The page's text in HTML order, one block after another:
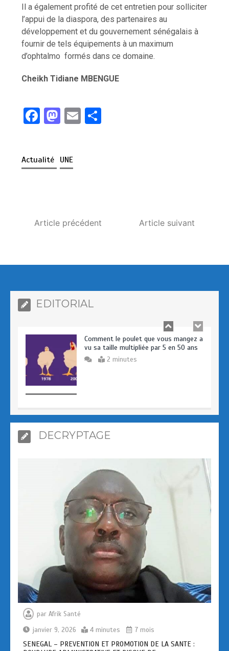
Il a également profité de cet entretien pour solliciter
l’appui de la diaspora, des partenaires au
développement et du gouvernement sénégalais à
fournir de tels équipements à un maximum
d’ophtalmo formés dans ce domaine.
Cheikh Tidiane MBENGUE
F
b
M
o
E
Actualité UNE
Article précédent Article suivant
EDITORIAL
Comment le poulet que vous mangez a
vu sa taille multipliée par 5 en 50 ans
2 minutes
AFRIKSANTE ?
DECRYPTAGE
par Afrik Santé
janvier 9, 2026
4 minutes 7 mois
SENEGAL – PREVENTION ET PROMOTION DE LA SANTE :